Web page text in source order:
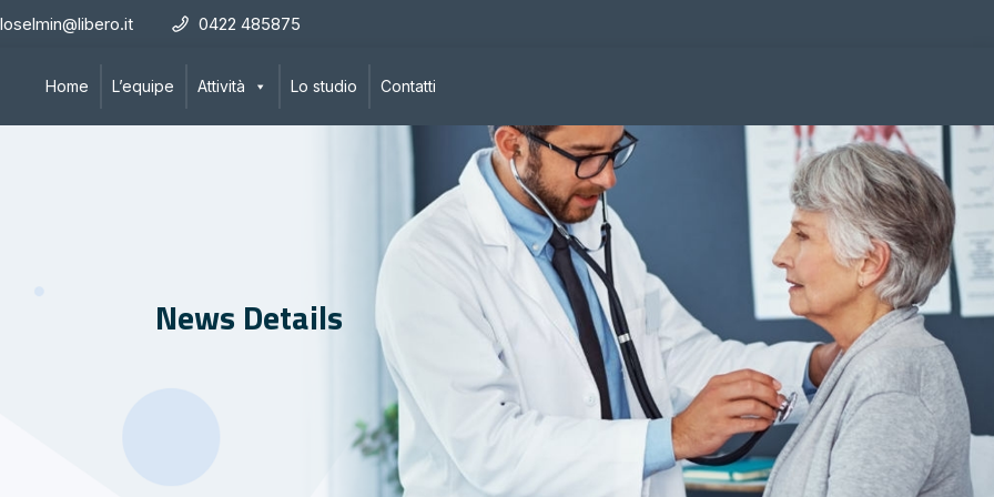
0422 485875
Home L’equipe Attività Lo studio Contatti
News Details